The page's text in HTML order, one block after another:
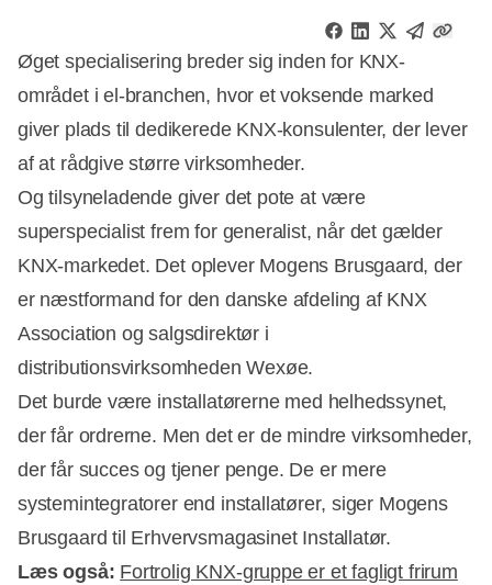
Øget specialisering breder sig inden for KNX-
området i el-branchen, hvor et voksende marked
giver plads til dedikerede KNX-konsulenter, der lever
af at rådgive større virksomheder.
Og tilsyneladende giver det pote at være
superspecialist frem for generalist, når det gælder
KNX-markedet. Det oplever Mogens Brusgaard, der
er næstformand for den danske afdeling af KNX
Association og salgsdirektør i
distributionsvirksomheden Wexøe.
Annonce
Det burde være installatørerne med helhedssynet,
der får ordrerne. Men det er de mindre virksomheder,
der får succes og tjener penge. De er mere
systemintegratorer end installatører, siger Mogens
Brusgaard til Erhvervsmagasinet Installatør.
Læs også: Fortrolig KNX-gruppe er et fagligt frirum